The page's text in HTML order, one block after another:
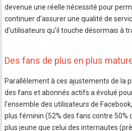
devenue une réelle nécessité pour
continuer d'assurer une qualité de
d'utilisateurs qu'il touche désormais à
Des fans de plus en plus
Parallèlement à ces ajustements de la
des fans et abonnés actifs a évolué
l'ensemble des utilisateurs de
plus féminin (52% des fans contre 50%
plus jeune que celui des internautes